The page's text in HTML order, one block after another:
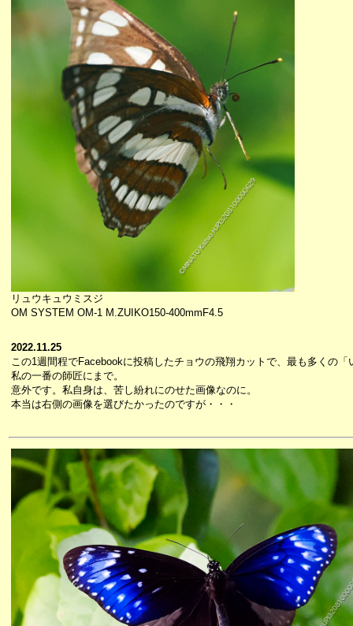
リュウキュウミスジ
OM SYSTEM OM-1 M.ZUIKO150-400mmF4.5
2022.11.25
この1週間程でFacebookに投稿したチョウの飛翔カットで、最も多くの
私の一番の師匠にまで。
意外です。私自身は、苦し紛れにのせた画像なのに。
本当は右側の画像を選びたかったのですが・・・